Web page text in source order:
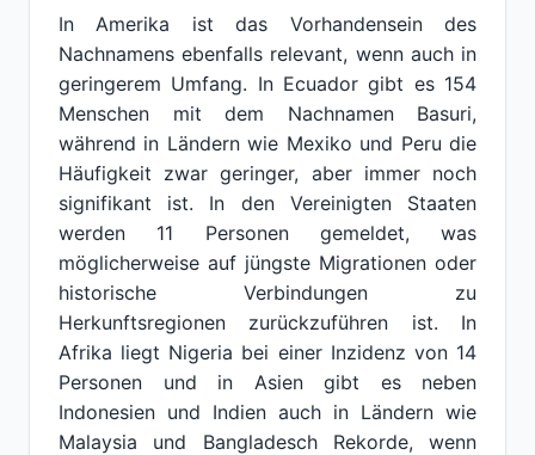
In Amerika ist das Vorhandensein des
Nachnamens ebenfalls relevant, wenn auch in
geringerem Umfang. In Ecuador gibt es 154
Menschen mit dem Nachnamen Basuri,
während in Ländern wie Mexiko und Peru die
Häufigkeit zwar geringer, aber immer noch
signifikant ist. In den Vereinigten Staaten
werden 11 Personen gemeldet, was
möglicherweise auf jüngste Migrationen oder
historische Verbindungen zu
Herkunftsregionen zurückzuführen ist. In
Afrika liegt Nigeria bei einer Inzidenz von 14
Personen und in Asien gibt es neben
Indonesien und Indien auch in Ländern wie
Malaysia und Bangladesch Rekorde, wenn